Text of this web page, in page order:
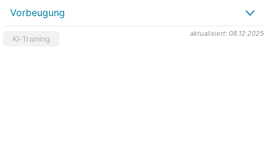
Vorbeugung
aktualisiert: 08.12.2025
KI-Training